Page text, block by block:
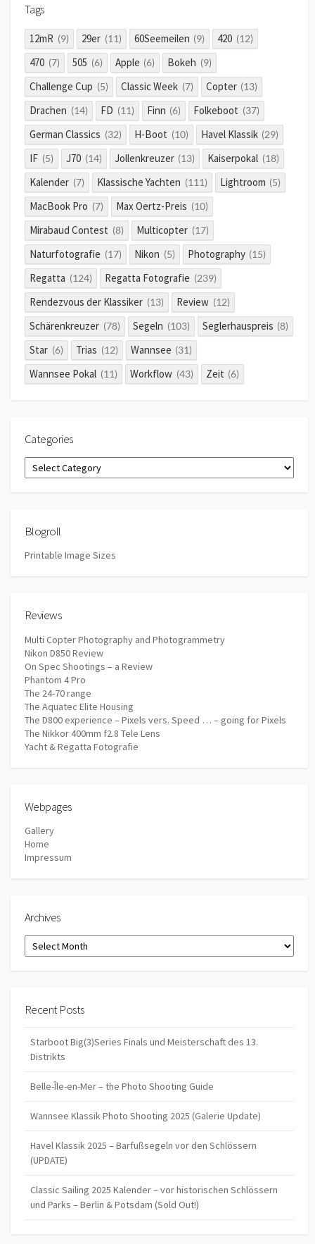
Tags
12mR (9) 29er (11) 60Seemeilen (9) 420 (12)
470 (7) 505 (6) Apple (6) Bokeh (9)
Challenge Cup (5) Classic Week (7) Copter (13)
Drachen (14) FD (11) Finn (6) Folkeboot (37)
German Classics (32) H-Boot (10) Havel Klassik (29)
IF (5) J70 (14) Jollenkreuzer (13) Kaiserpokal (18)
Kalender (7) Klassische Yachten (111) Lightroom (5)
MacBook Pro (7) Max Oertz-Preis (10)
Mirabaud Contest (8) Multicopter (17)
Naturfotografie (17) Nikon (5) Photography (15)
Regatta (124) Regatta Fotografie (239)
Rendezvous der Klassiker (13) Review (12)
Schärenkreuzer (78) Segeln (103) Seglerhauspreis (8)
Star (6) Trias (12) Wannsee (31)
Wannsee Pokal (11) Workflow (43) Zeit (6)
Categories
Categories
Blogroll
Printable Image Sizes
Reviews
Multi Copter Photography and Photogrammetry
Nikon D850 Review
On Spec Shootings – a Review
Phantom 4 Pro
The 24-70 range
The Aquatec Elite Housing
The D800 experience – Pixels vers. Speed … – going for Pixels
The Nikkor 400mm f2.8 Tele Lens
Yacht & Regatta Fotografie
Webpages
Gallery
Home
Impressum
Archives
Archives
Recent Posts
Starboot Big(3)Series Finals und Meisterschaft des 13.
Distrikts
Belle-Île-en-Mer – the Photo Shooting Guide
Wannsee Klassik Photo Shooting 2025 (Galerie Update)
Havel Klassik 2025 – Barfußsegeln vor den Schlössern
(UPDATE)
Classic Sailing 2025 Kalender – vor historischen Schlössern
und Parks – Berlin & Potsdam (Sold Out!)